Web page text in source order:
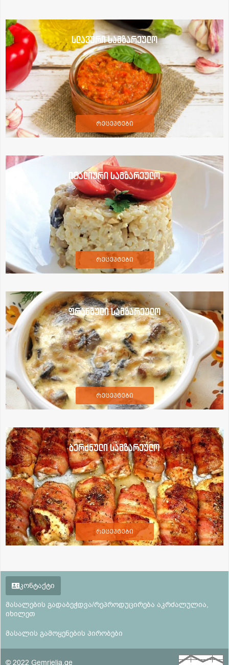
სლავური სამზარეულო
რეცეპტები
იტალიური სამზარეულო
რეცეპტები
ფრანგული სამზარეულო
რეცეპტები
ბერძნული სამზარეულო
რეცეპტები
კონტაქტი
მასალების გადაბეჭდვა/რეპროდუცირება აკრძალულია,
იხილეთ
მასალის გამოყენების პირობები
© 2022 Gemrielia.ge